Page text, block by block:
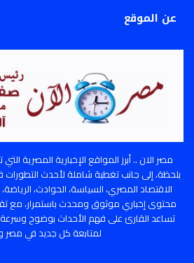
عن الموقع
مصر الان .. أبرز المواقع الإخبارية المصرية
بلحظة، إلى جانب تغطية شاملة لأحدث التطورات
الاقتصاد المصري، السياسة، الحوادث،
محتوى إخباري موثوق ومحدث باستمرار، مع
تساعد القارئ على فهم الأحداث بوضوح
لمتابعة كل جديد في مصر